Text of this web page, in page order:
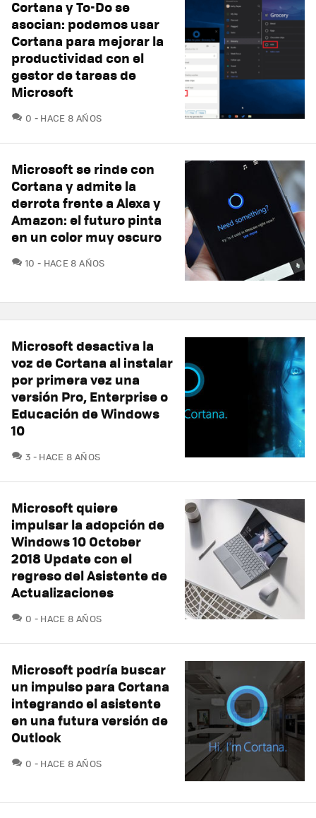
Cortana y To-Do se
asocian: podemos usar
Cortana para mejorar la
productividad con el
gestor de tareas de
Microsoft
0 COMENTARIOS
HACE 8 AÑOS
Microsoft se rinde con
Cortana y admite la
derrota frente a Alexa y
Amazon: el futuro pinta
en un color muy oscuro
10 COMENTARIOS
HACE 8 AÑOS
Microsoft desactiva la
voz de Cortana al instalar
por primera vez una
versión Pro, Enterprise o
Educación de Windows
10
3 COMENTARIOS
HACE 8 AÑOS
Microsoft quiere
impulsar la adopción de
Windows 10 October
2018 Update con el
regreso del Asistente de
Actualizaciones
0 COMENTARIOS
HACE 8 AÑOS
Microsoft podría buscar
un impulso para Cortana
integrando el asistente
en una futura versión de
Outlook
0 COMENTARIOS
HACE 8 AÑOS